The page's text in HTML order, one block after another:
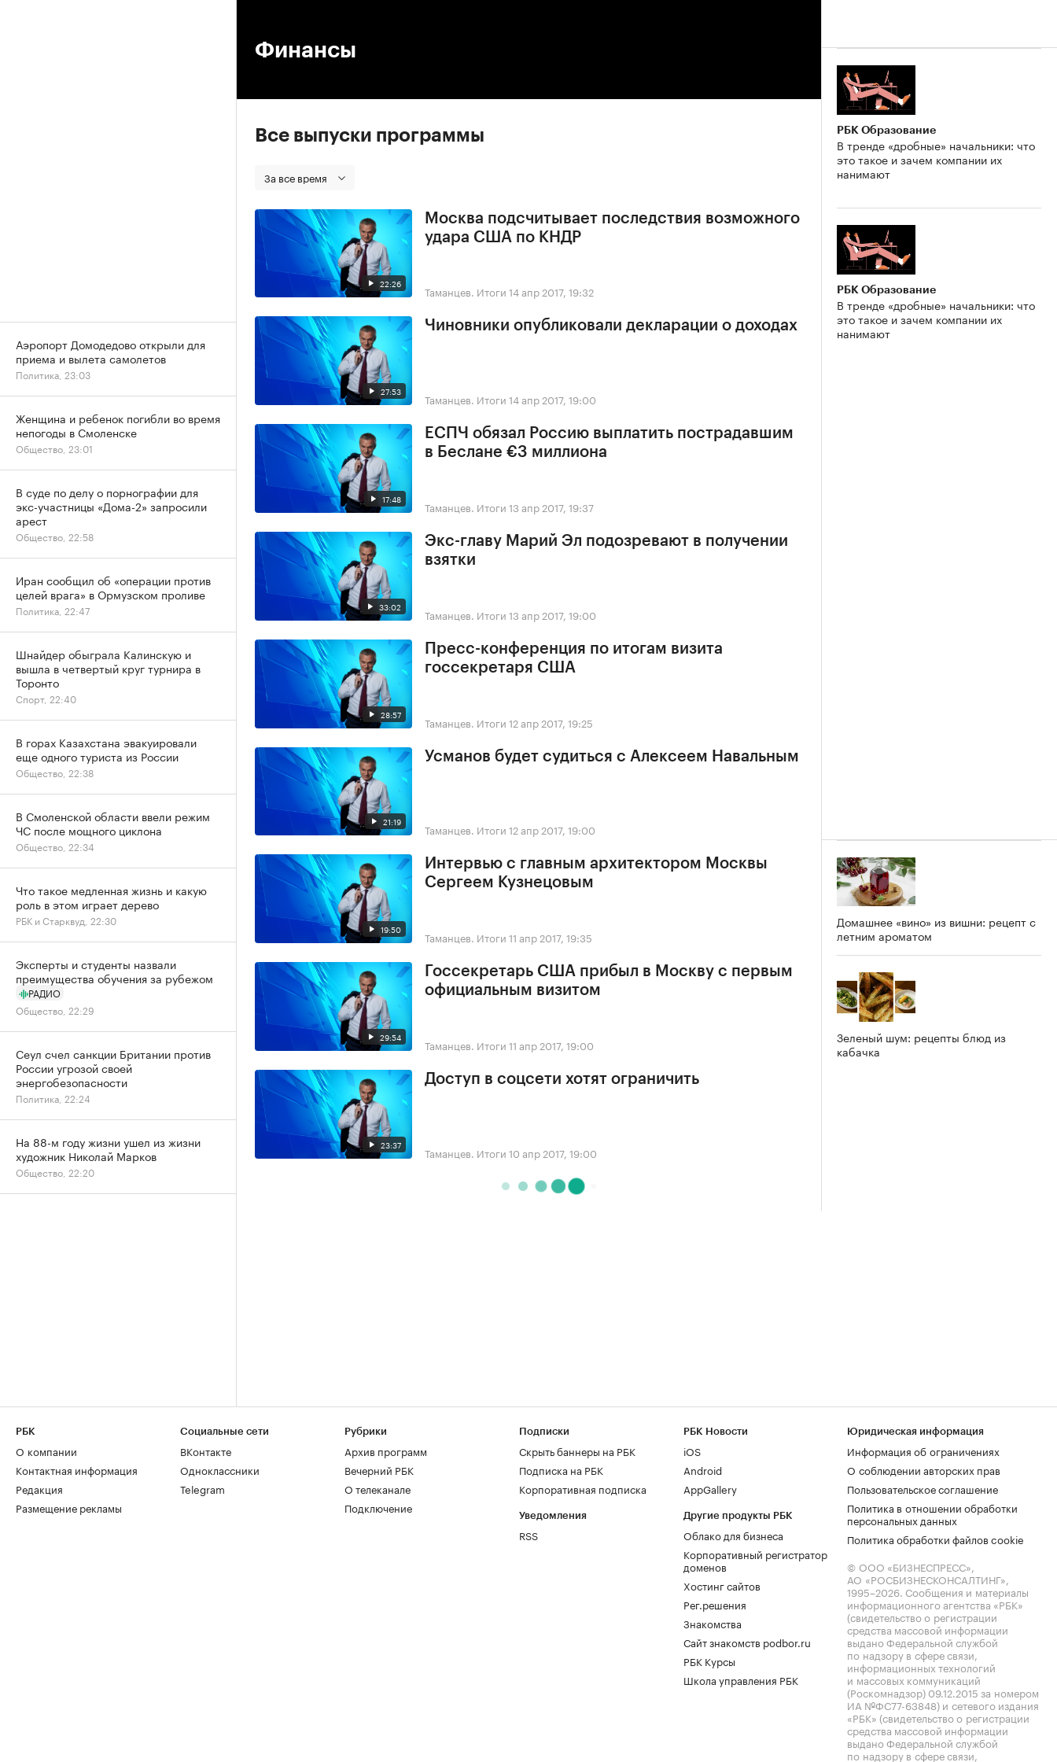
Финансы
Все выпуски программы
За все время
22:26
Москва подсчитывает последствия возможного
удара США по КНДР
Таманцев. Итоги 14 апр 2017, 19:32
27:53
Чиновники опубликовали декларации о доходах
Таманцев. Итоги 14 апр 2017, 19:00
17:48
ЕСПЧ обязал Россию выплатить пострадавшим
в Беслане €3 миллиона
Таманцев. Итоги 13 апр 2017, 19:37
33:02
Экс-главу Марий Эл подозревают в получении
взятки
Таманцев. Итоги 13 апр 2017, 19:00
28:57
Пресс-конференция по итогам визита
госсекретаря США
Таманцев. Итоги 12 апр 2017, 19:25
21:19
Усманов будет судиться с Алексеем Навальным
Таманцев. Итоги 12 апр 2017, 19:00
19:50
Интервью с главным архитектором Москвы
Сергеем Кузнецовым
Таманцев. Итоги 11 апр 2017, 19:35
29:54
Госсекретарь США прибыл в Москву с первым
официальным визитом
Таманцев. Итоги 11 апр 2017, 19:00
23:37
Доступ в соцсети хотят ограничить
Таманцев. Итоги 10 апр 2017, 19:00
РБК Образование
В тренде «дробные» начальники: что
это такое и зачем компании их
нанимают
РБК Образование
В тренде «дробные» начальники: что
это такое и зачем компании их
нанимают
Домашнее «вино» из вишни: рецепт с
летним ароматом
Зеленый шум: рецепты блюд из
кабачка
Аэропорт Домодедово открыли для
приема и вылета самолетов
Политика, 23:03
Женщина и ребенок погибли во время
непогоды в Смоленске
Общество, 23:01
В суде по делу о порнографии для
экс-участницы «Дома-2» запросили
арест
Общество, 22:58
Иран сообщил об «операции против
целей врага» в Ормузском проливе
Политика, 22:47
Шнайдер обыграла Калинскую и
вышла в четвертый круг турнира в
Торонто
Спорт, 22:40
В горах Казахстана эвакуировали
еще одного туриста из России
Общество, 22:38
В Смоленской области ввели режим
ЧС после мощного циклона
Общество, 22:34
Что такое медленная жизнь и какую
роль в этом играет дерево
РБК и Старквуд, 22:30
Эксперты и студенты назвали
преимущества обучения за рубежом
РАДИО
Общество, 22:29
Сеул счел санкции Британии против
России угрозой своей
энергобезопасности
Политика, 22:24
На 88-м году жизни ушел из жизни
художник Николай Марков
Общество, 22:20
РБК
О компании
Контактная информация
Редакция
Размещение рекламы
Социальные сети
ВКонтакте
Одноклассники
Telegram
Рубрики
Архив программ
Вечерний РБК
О телеканале
Подключение
Подписки
Скрыть баннеры на РБК
Подписка на РБК
Корпоративная подписка
Уведомления
RSS
РБК Новости
iOS
Android
AppGallery
Другие продукты РБК
Облако для бизнеса
Корпоративный регистратор
доменов
Хостинг сайтов
Рег.решения
Знакомства
Сайт знакомств podbor.ru
РБК Курсы
Школа управления РБК
Юридическая информация
Информация об ограничениях
О соблюдении авторских прав
Пользовательское соглашение
Политика в отношении обработки
персональных данных
Политика обработки файлов cookie
© ООО «БИЗНЕСПРЕСС»,
АО «РОСБИЗНЕСКОНСАЛТИНГ»,
1995–2026. Сообщения и материалы
информационного агентства «РБК»
(свидетельство о регистрации
средства массовой информации
выдано Федеральной службой
по надзору в сфере связи,
информационных технологий
и массовых коммуникаций
(Роскомнадзор) 09.12.2015 за номером
ИА №ФС77-63848) и сетевого издания
«РБК» (свидетельство о регистрации
средства массовой информации
выдано Федеральной службой
по надзору в сфере связи,